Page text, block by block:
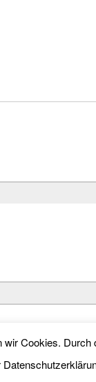
Cookies.